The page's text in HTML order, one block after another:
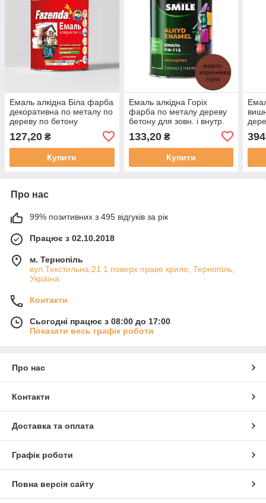
Емаль алкідна Біла фарба
декоративна по металу по
дереву по бетону
115 F [0.9 кг]
127,20 ₴
Купити
Емаль алкідна Горіх
фарба по металу дереву
бетону для зовн. і внутр.
робіт Smile ПФ 115 [0.9 кг]
133,20₴
Купити
[2.8
Про нас
99% позитивних з 495 відгуків за рік
Працює з 02.10.2018
м. Тернопіль
вул.Текстильна,21 1 поверх праве крило, Тернопіль,
Україна
Контакти
Сьогодні працює з 08:00 до 17:00
Показати весь графік роботи
Про нас
Контакти
Доставка та оплата
Графік роботи
Повна версія сайту